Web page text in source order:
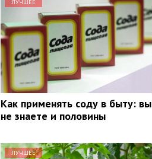
ЛУЧШЕЕ
Как применять соду в быту: вы
не знаете и половины
ЛУЧШЕЕ